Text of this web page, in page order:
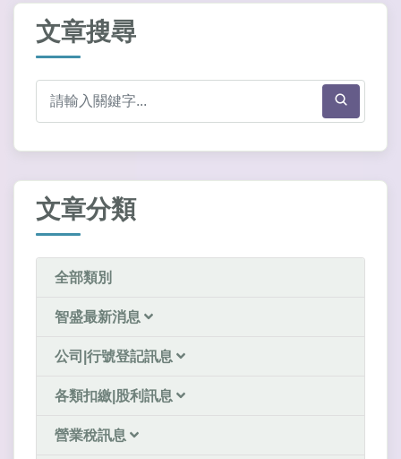
文章搜尋
文章分類
全部類別
智盛最新消息
公司|行號登記訊息
各類扣繳|股利訊息
營業稅訊息